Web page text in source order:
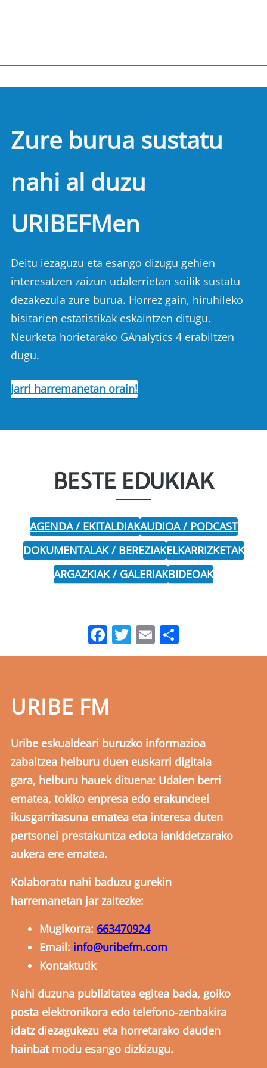
Zure burua sustatu
nahi al duzu
URIBEFMen
Deitu iezaguzu eta esango dizugu gehien
interesatzen zaizun udalerrietan soilik sustatu
dezakezula zure burua. Horrez gain, hiruhileko
bisitarien estatistikak eskaintzen ditugu.
Neurketa horietarako GAnalytics 4 erabiltzen
dugu.
Jarri harremanetan orain!
BESTE EDUKIAK
AGENDA / EKITALDIAKAUDIOA / PODCAST
DOKUMENTALAK / BEREZIAKELKARRIZKETAK
ARGAZKIAK / GALERIAKBIDEOAK
Facebook
Twitter
Email
URIBE FM
Uribe eskualdeari buruzko informazioa
zabaltzea helburu duen euskarri digitala
gara, helburu hauek dituena: Udalen berri
ematea, tokiko enpresa edo erakundeei
ikusgarritasuna ematea eta interesa duten
pertsonei prestakuntza edota lankidetzarako
aukera ere ematea.
Kolaboratu nahi baduzu gurekin
harremanetan jar zaitezke:
Mugikorra: 663470924
Email: info@uribefm.com
Kontaktutik
Nahi duzuna publizitatea egitea bada, goiko
posta elektronikora edo telefono-zenbakira
idatz diezagukezu eta horretarako dauden
hainbat modu esango dizkizugu.